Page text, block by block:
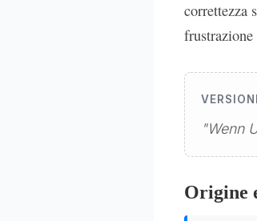
correttezza
"Wenn
Origine